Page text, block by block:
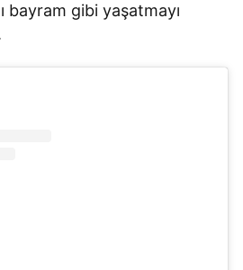
bayram gibi yaşatmayı